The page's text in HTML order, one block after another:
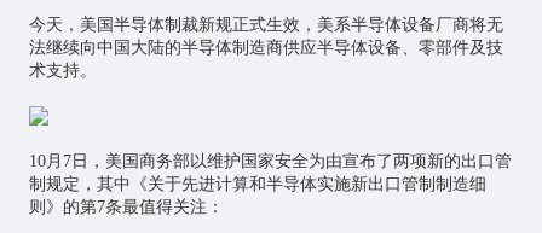
今天，美国半导体制裁新规正式生效，美系半导体设备厂商将无
法继续向中国大陆的半导体制造商供应半导体设备、零部件及技
术支持。
10月7日，美国商务部以维护国家安全为由宣布了两项新的出口管
制规定，其中《关于先进计算和半导体实施新出口管制制造细
则》的第7条最值得关注：